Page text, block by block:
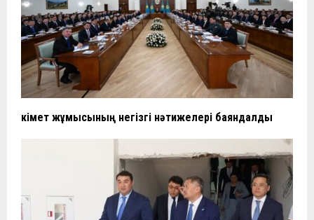
Үкімет жұмысының негізгі нәтижелері баяндалды